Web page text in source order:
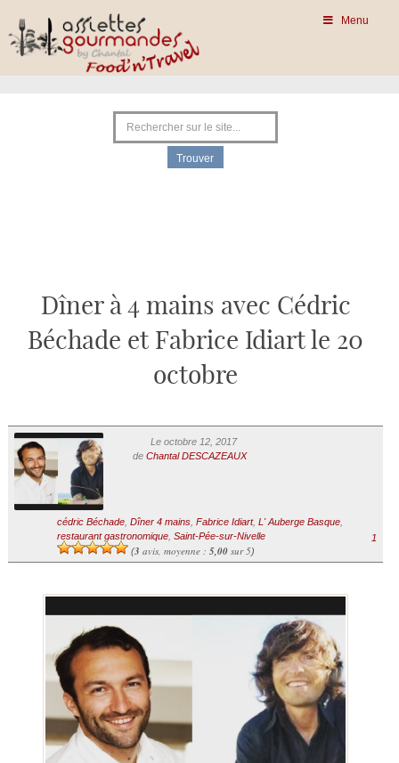
Menu
Dîner à 4 mains avec Cédric
Béchade et Fabrice Idiart le 20
octobre
Le octobre 12, 2017
de Chantal DESCAZEAUX
cédric Béchade, Dîner 4 mains, Fabrice Idiart, L' Auberge Basque,
restaurant gastronomique, Saint-Pée-sur-Nivelle
(3 avis, moyenne : 5,00sur 5)
1